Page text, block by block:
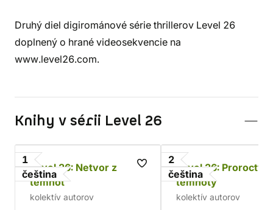
Druhý diel digirománové série thrillerov Level 26
doplnený o hrané videosekvencie na
www.level26.com.
Knihy v sérii Level 26
1
čeština
Level 26: Netvor z
temnot
kolektív autorov
2
čeština
Level 26: Proroctví
temnoty
kolektív autorov